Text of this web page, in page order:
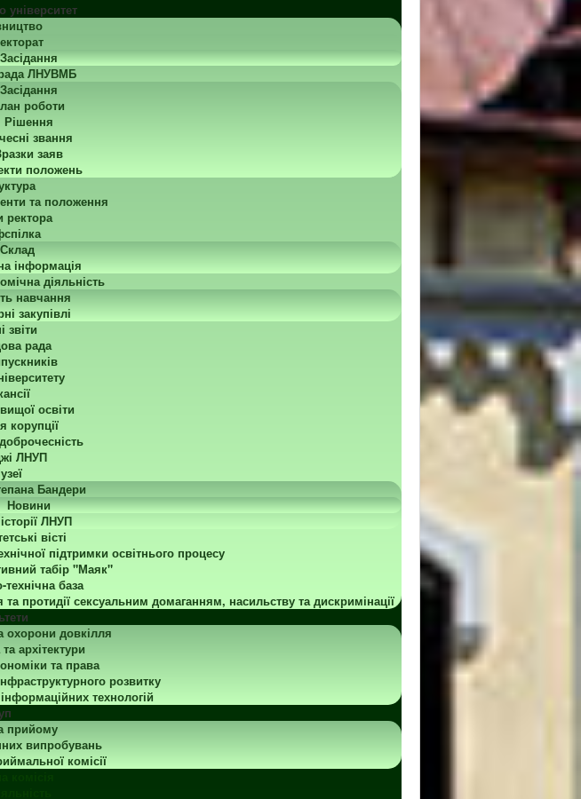
університет
Засідання
ЛНУВМБ
Засідання
роботи
Рішення
звання
заяв
положень
та положення
ректора
Склад
інформація
діяльність
навчання
закупівлі
звіти
рада
освіти
корупції
ЛНУП
Бандери
Новини
ЛНУП
вісті
підтримки освітнього процесу
табір "Маяк"
база
протидії сексуальним домаганням, насильству та дискримінації
охорони довкілля
архітектури
та права
розвитку
технологій
прийому
випробувань
комісії